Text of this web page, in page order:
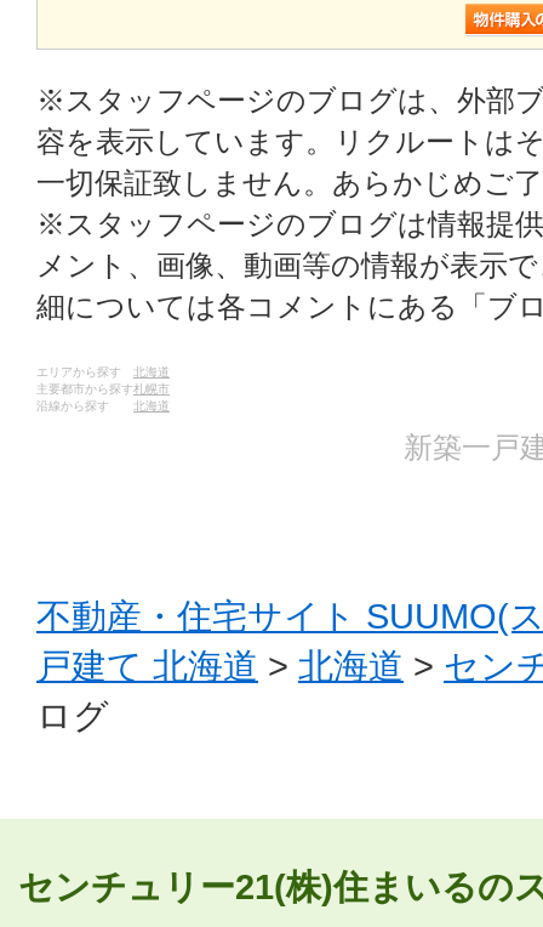
※スタッフページのブログは、外部
容を表示しています。リクルートは
一切保証致しません。あらかじめご
※スタッフページのブログは情報提
メント、画像、動画等の情報が表示
細については各コメントにある「ブ
エリアから探す
北海道
主要都市から探す札幌市
沿線から探す
北海道
新築一戸
不動産・住宅サイト SUUMO(
戸建て 北海道 > 北海道 > セン
ログ
センチュリー21(株)住まいるの